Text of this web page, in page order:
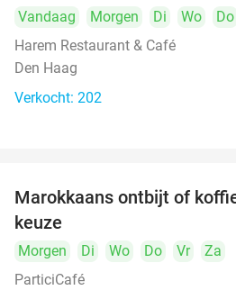
Vandaag Morgen Di Wo Do
Harem Restaurant & Café
Den Haag
Verkocht: 202
Marokkaans ontbijt of
keuze
Morgen Di Wo Do Vr
Za
ParticiCafé